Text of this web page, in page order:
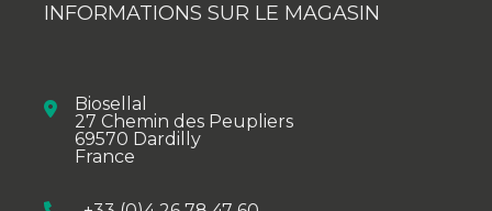
INFORMATIONS SUR LE MAGASIN
Biosellal
27 Chemin des Peupliers
69570 Dardilly
France